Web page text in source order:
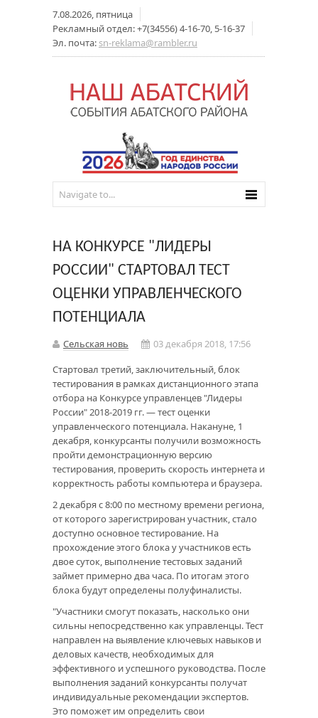
7.08.2026, пятница
Рекламный отдел: +7(34556) 4-16-70, 5-16-37
Эл. почта: sn-reklama@rambler.ru
НА КОНКУРСЕ "ЛИДЕРЫ
РОССИИ" СТАРТОВАЛ ТЕСТ
ОЦЕНКИ УПРАВЛЕНЧЕСКОГО
ПОТЕНЦИАЛА
Сельская новь
03 декабря 2018, 17:56
Стартовал третий, заключительный, блок
тестирования в рамках дистанционного этапа
отбора на Конкурсе управленцев "Лидеры
России" 2018-2019 гг. — тест оценки
управленческого потенциала. Накануне, 1
декабря, конкурсанты получили возможность
пройти демонстрационную версию
тестирования, проверить скорость интернета и
корректность работы компьютера и браузера.
2 декабря с 8:00 по местному времени региона,
от которого зарегистрирован участник, стало
доступно основное тестирование. На
прохождение этого блока у участников есть
двое суток, выполнение тестовых заданий
займет примерно два часа. По итогам этого
блока будут определены полуфиналисты.
"Участники смогут показать, насколько они
сильны непосредственно как управленцы. Тест
направлен на выявление ключевых навыков и
деловых качеств, необходимых для
эффективного и успешного руководства. После
выполнения заданий конкурсанты получат
индивидуальные рекомендации экспертов.
Это поможет им определить свои